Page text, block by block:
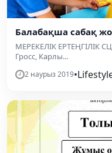
Балабақша сабақ
МЕРЕКЕЛІК ЕРТЕҢГІЛІК
Гросс, Карлы...
2 наурыз 2019•